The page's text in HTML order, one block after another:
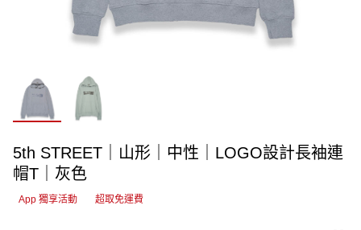
5th STREET｜山形｜中性｜LOGO設計長袖連
帽T｜灰色
App 獨享活動 超取免運費